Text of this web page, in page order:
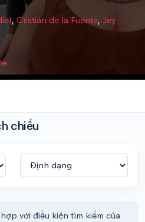
, Cristián de la Fuente, Jey
chiếu
với điều kiện tìm kiếm của